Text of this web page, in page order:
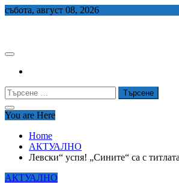
Skip
събота, август 08, 2026
Търсене
за:
You are Here
Home
АКТУАЛНО
Левски“ успя! „Сините“ са с
АКТУАЛНО